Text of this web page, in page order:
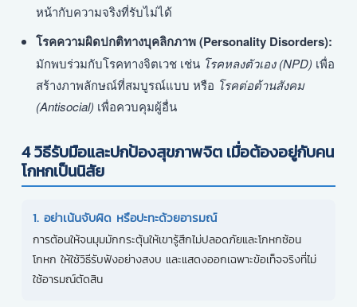
หน้ากับความจริงที่รับไม่ได้
โรคความผิดปกติทางบุคลิกภาพ (Personality Disorders):
มักพบร่วมกับโรคทางจิตเวช เช่น โรคหลงตัวเอง (NPD) เพื่อ
สร้างภาพลักษณ์ที่สมบูรณ์แบบ หรือ โรคต่อต้านสังคม
(Antisocial) เพื่อควบคุมผู้อื่น
4 วิธีรับมือและปกป้องสุขภาพจิต เมื่อต้องอยู่กับคน
โกหกเป็นนิสัย
1. อย่าเน้นจับผิด หรือปะทะด้วยอารมณ์
การต้อนให้จนมุมมักกระตุ้นให้เขารู้สึกไม่ปลอดภัยและโกหกซ้อน
โกหก ให้ใช้วิธีรับฟังอย่างสงบ และแสดงออกเฉพาะข้อเท็จจริงที่ไม่
ใช้อารมณ์ตัดสิน